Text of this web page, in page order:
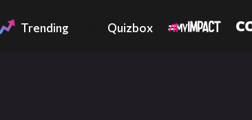
Trending Quizbox